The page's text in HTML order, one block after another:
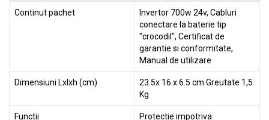
Continut pachet
Invertor 700w 24v, Cabluri
conectare la baterie tip
"crocodil", Certificat de
garantie si conformitate,
Manual de utilizare
Dimensiuni Lxlxh (cm)
23.5x 16 x 6.5 cm Greutate 1,5
Kg
Functii
Protectie impotriva